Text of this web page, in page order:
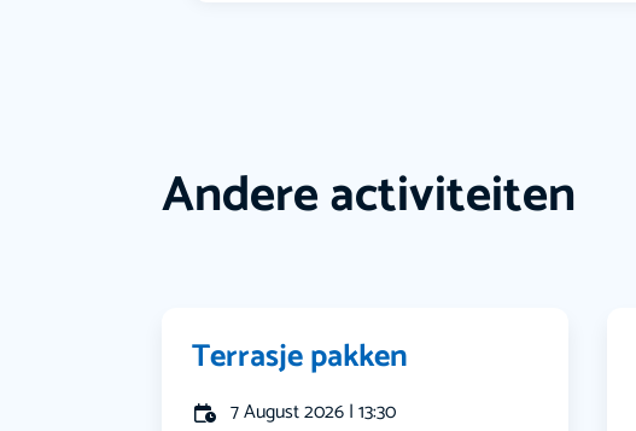
Andere activiteiten
Terrasje pakken
7 August 2026 | 13:30